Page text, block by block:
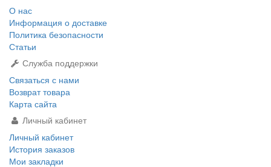
О нас
Информация о доставке
Политика безопасности
Статьи
Служба поддержки
Связаться с нами
Возврат товара
Карта сайта
Личный кабинет
Личный кабинет
История заказов
Мои закладки